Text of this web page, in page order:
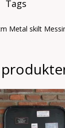
Tags
Metal skilt